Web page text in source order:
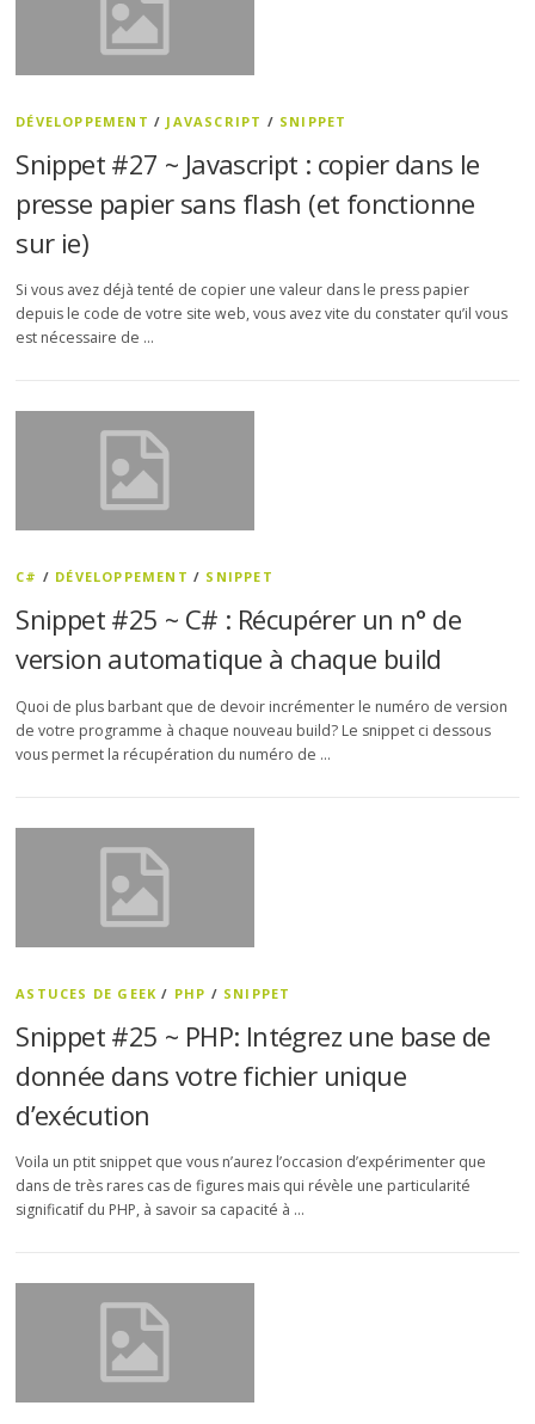
DÉVELOPPEMENT / JAVASCRIPT / SNIPPET
Snippet #27 ~ Javascript : copier dans le
presse papier sans flash (et fonctionne
sur ie)
Si vous avez déjà tenté de copier une valeur dans le press papier
depuis le code de votre site web, vous avez vite du constater qu’il vous
est nécessaire de …
C# / DÉVELOPPEMENT / SNIPPET
Snippet #25 ~ C# : Récupérer un n° de
version automatique à chaque build
Quoi de plus barbant que de devoir incrémenter le numéro de version
de votre programme à chaque nouveau build? Le snippet ci dessous
vous permet la récupération du numéro de …
ASTUCES DE GEEK / PHP / SNIPPET
Snippet #25 ~ PHP: Intégrez une base de
donnée dans votre fichier unique
d’exécution
Voila un ptit snippet que vous n’aurez l’occasion d’expérimenter que
dans de très rares cas de figures mais qui révèle une particularité
significatif du PHP, à savoir sa capacité à …